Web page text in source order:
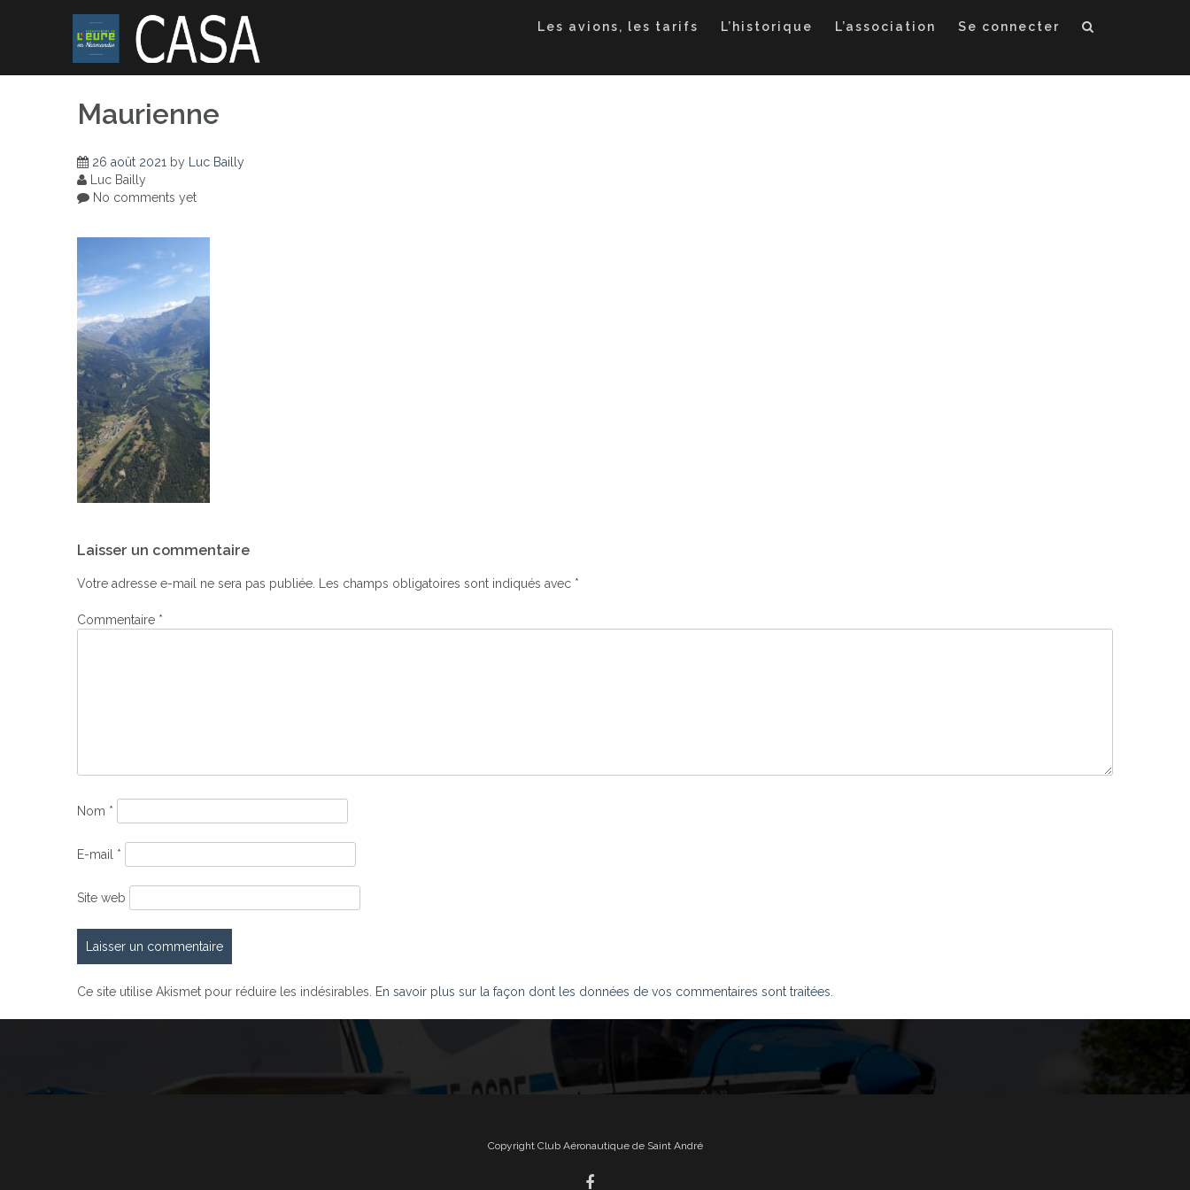
Les avions, les tarifs L’historique L’association Se connecter
Maurienne
26 août 2021 by
Luc Bailly
Luc Bailly
No comments yet
de
l’article
Laisser un commentaire
Votre adresse e-mail ne sera pas publiée. Les champs obligatoires sont indiqués avec *
Commentaire *
Nom *
E-mail *
Site web
Ce site utilise Akismet pour réduire les indésirables. En savoir plus sur la façon dont les données de vos commentaires sont traitées.
Copyright Club Aéronautique de Saint André